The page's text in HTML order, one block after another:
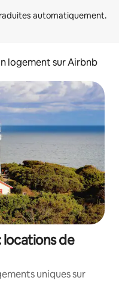
logement sur Airbnb
locations de
uniques sur